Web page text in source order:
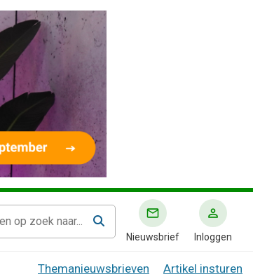
Nieuwsbrief Inloggen
Themanieuwsbrieven Artikel insturen